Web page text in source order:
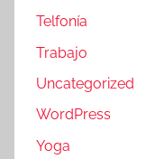
Telfonía
Trabajo
Uncategorized
WordPress
Yoga